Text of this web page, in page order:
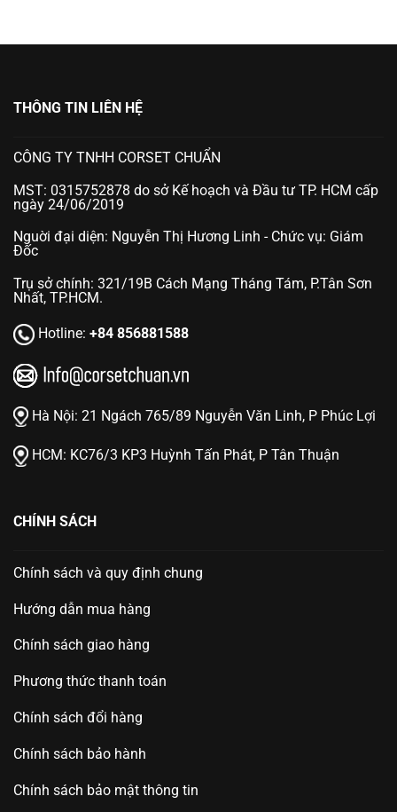
THÔNG TIN LIÊN HỆ
CÔNG TY TNHH CORSET CHUẨN
MST: 0315752878 do sở Kế hoạch và Đầu tư TP. HCM cấp
ngày 24/06/2019
Nguời đại diện: Nguyễn Thị Hương Linh - Chức vụ: Giám
Đốc
Trụ sở chính: 321/19B Cách Mạng Tháng Tám, P.Tân Sơn
Nhất, TP.HCM.
Hotline: +84 856881588
Hà Nội: 21 Ngách 765/89 Nguyễn Văn Linh, P Phúc Lợi
HCM: KC76/3 KP3 Huỳnh Tấn Phát, P Tân Thuận
CHÍNH SÁCH
Chính sách và quy định chung
Hướng dẫn mua hàng
Chính sách giao hàng
Phương thức thanh toán
Chính sách đổi hàng
Chính sách bảo hành
Chính sách bảo mật thông tin